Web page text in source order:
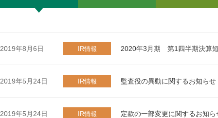
2019年8月6日 IR情報 2020年3月期 第1四半期決算
2019年5月24日 IR情報 監査役の異動に関するお知らせ
2019年5月24日 IR情報 定款の一部変更に関するお知ら